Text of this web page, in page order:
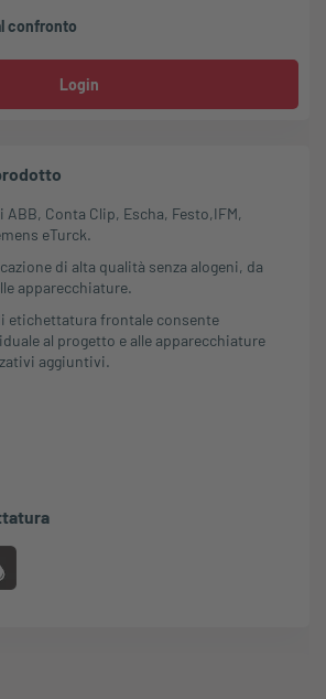
confronto
Login
ABB, Conta Clip, Escha, Festo,IFM,
eTurck.
di alta qualità senza alogeni, da
apparecchiature.
etichettatura frontale consente
al progetto e alle apparecchiature
aggiuntivi.